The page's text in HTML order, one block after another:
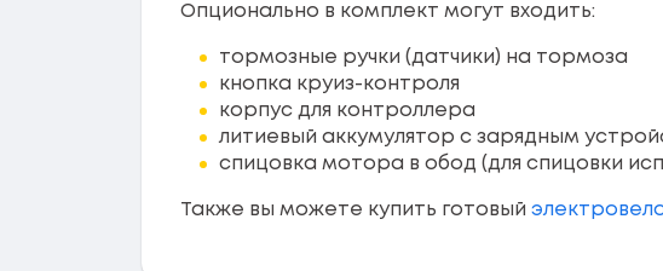
Опционально в комплект могут входить:
тормозные ручки (датчики) на тормоза
кнопка круиз-контроля
корпус для контроллера
литиевый аккумулятор с зарядным
спицовка мотора в обод (для спицовки
Также вы можете купить готовый